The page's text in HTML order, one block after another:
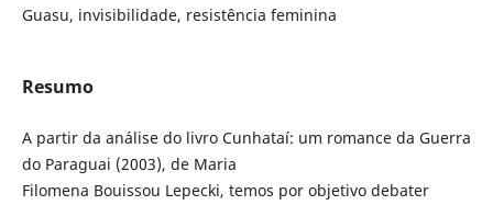
Guasu, invisibilidade, resistência feminina
Resumo
A partir da análise do livro Cunhataí: um romance da Guerra
do Paraguai (2003), de Maria
Filomena Bouissou Lepecki, temos por objetivo debater